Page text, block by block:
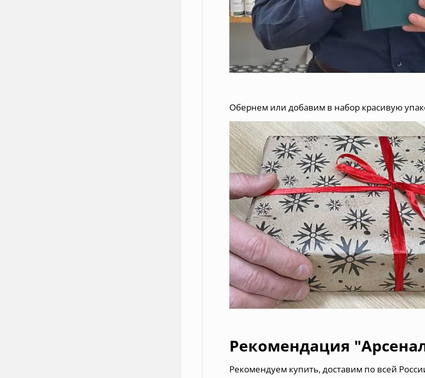
Обернем или добавим в набор красивую
Рекомендация
Pекомендуем купить, доставим по всей